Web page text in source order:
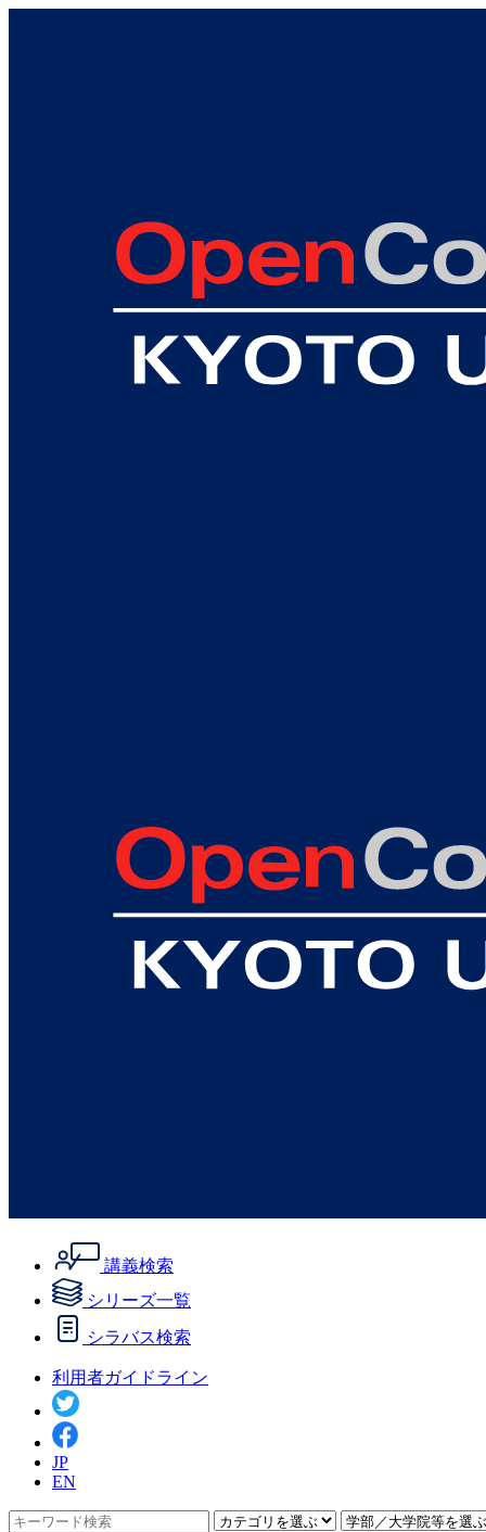
講義検索
シリーズ一覧
シラバス検索
利用者ガイドライン
JP
EN